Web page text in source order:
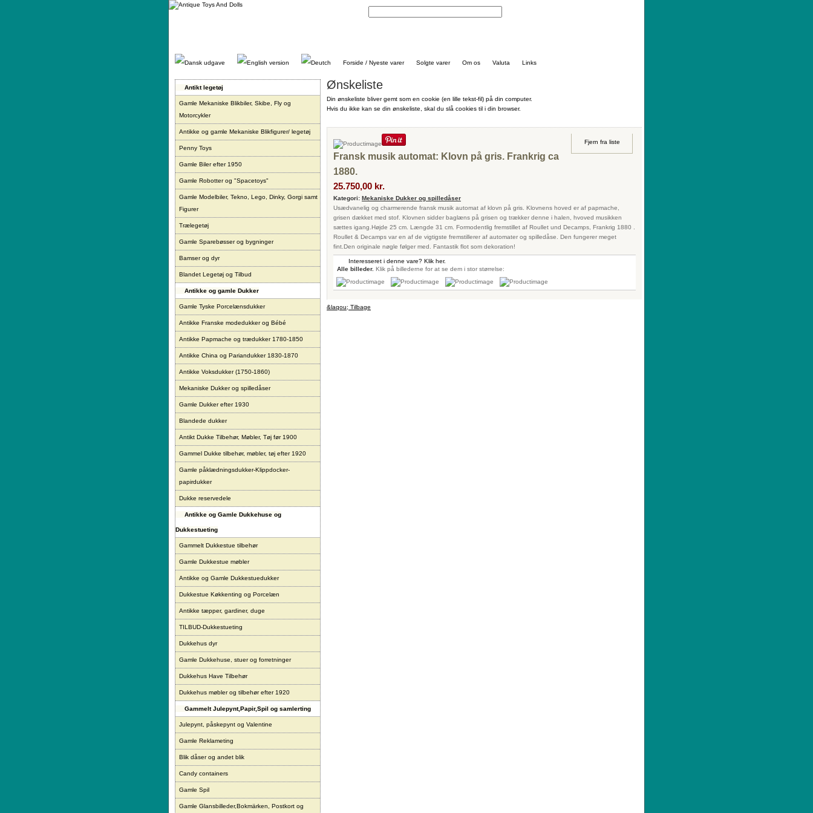
Gå
Forside / Nyeste varer Solgte varer Om os Valuta Links
Antikt legetøj
Gamle Mekaniske Blikbiler, Skibe, Fly og
Motorcykler
Antikke og gamle Mekaniske Blikfigurer/ legetøj
Penny Toys
Gamle Biler efter 1950
Gamle Robotter og "Spacetoys"
Gamle Modelbiler, Tekno, Lego, Dinky, Gorgi samt
Figurer
Trælegetøj
Gamle Sparebøsser og bygninger
Bamser og dyr
Blandet Legetøj og Tilbud
Antikke og gamle Dukker
Gamle Tyske Porcelænsdukker
Antikke Franske modedukker og Bébé
Antikke Papmache og trædukker 1780-1850
Antikke China og Pariandukker 1830-1870
Antikke Voksdukker (1750-1860)
Mekaniske Dukker og spilledåser
Gamle Dukker efter 1930
Blandede dukker
Antikt Dukke Tilbehør, Møbler, Tøj før 1900
Gammel Dukke tilbehør, møbler, tøj efter 1920
Gamle påklædningsdukker-Klippdocker-
papirdukker
Dukke reservedele
Antikke og Gamle Dukkehuse og
Dukkestueting
Gammelt Dukkestue tilbehør
Gamle Dukkestue møbler
Antikke og Gamle Dukkestuedukker
Dukkestue Køkkenting og Porcelæn
Antikke tæpper, gardiner, duge
TILBUD-Dukkestueting
Dukkehus dyr
Gamle Dukkehuse, stuer og forretninger
Dukkehus Have Tilbehør
Dukkehus møbler og tilbehør efter 1920
Gammelt Julepynt,Papir,Spil og samlerting
Julepynt, påskepynt og Valentine
Gamle Reklameting
Blik dåser og andet blik
Candy containers
Gamle Spil
Gamle Glansbilleder,Bokmärken, Postkort og
Ønskeliste
Din ønskeliste bliver gemt som en cookie (en lille tekst-fil) på din computer.
Hvis du ikke kan se din ønskeliste, skal du slå cookies til i din browser.
Fjern fra liste
Fransk musik automat: Klovn på gris. Frankrig ca
1880.
25.750,00 kr.
Kategori: Mekaniske Dukker og spilledåser
Usædvanelig og charmerende fransk musik automat af klovn på gris. Klovnens hoved er af papmache,
grisen dækket med stof. Klovnen sidder baglæns på grisen og trækker denne i halen, hvoved musikken
sættes igang.Højde 25 cm. Længde 31 cm. Formodentlig fremstillet af Roullet und Decamps, Frankrig 1880 .
Roullet & Decamps var en af de vigtigste fremstillerer af automater og spilledåse. Den fungerer meget
fint.Den originale nøgle følger med. Fantastik flot som dekoration!
Interesseret i denne vare? Klik her.
Alle billeder. Klik på billederne for at se dem i stor størrelse:
&laqou; Tilbage